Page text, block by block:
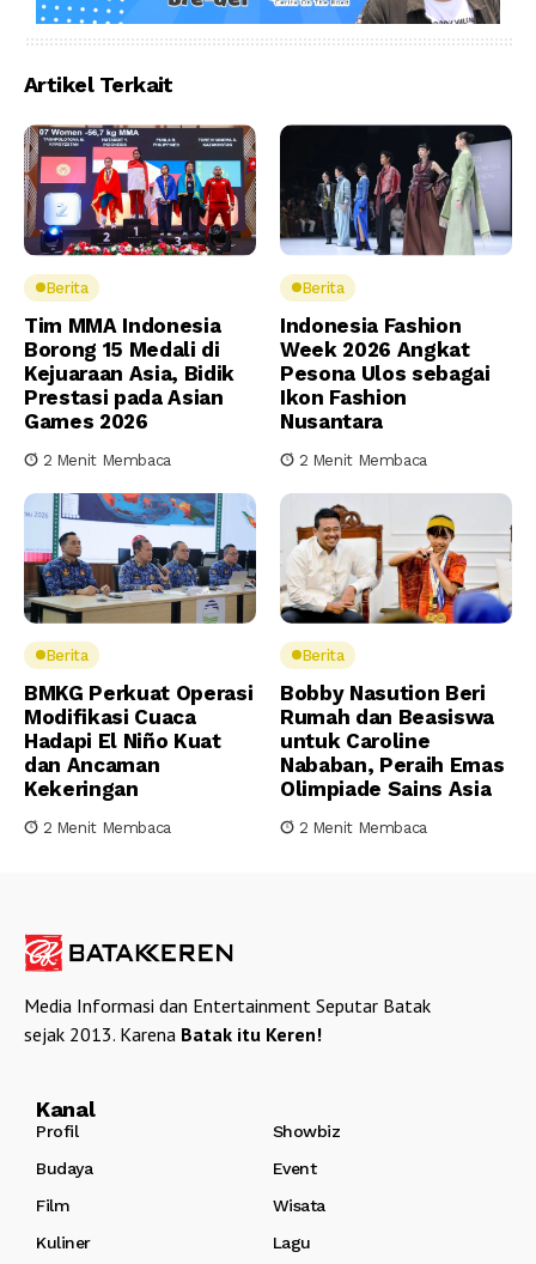
Artikel Terkait
Berita
Tim MMA Indonesia
Borong 15 Medali di
Kejuaraan Asia, Bidik
Prestasi pada Asian
Games 2026
2 Menit Membaca
Berita
Indonesia Fashion
Week 2026 Angkat
Pesona Ulos sebagai
Ikon Fashion
Nusantara
2 Menit Membaca
Berita
BMKG Perkuat Operasi
Modifikasi Cuaca
Hadapi El Niño Kuat
dan Ancaman
Kekeringan
2 Menit Membaca
Berita
Bobby Nasution Beri
Rumah dan Beasiswa
untuk Caroline
Nababan, Peraih Emas
Olimpiade Sains Asia
2 Menit Membaca
Media Informasi dan Entertainment Seputar Batak
sejak 2013. Karena Batak itu Keren!
Kanal
Profil
Showbiz
Budaya
Event
Film
Wisata
Kuliner
Lagu